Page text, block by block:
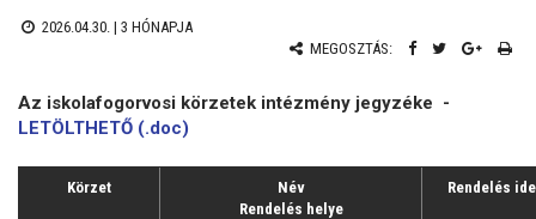
2026.04.30. | 3 HÓNAPJA
MEGOSZTÁS:
Az iskolafogorvosi körzetek intézmény jegyzéke -
LETÖLTHETŐ (.doc)
Körzet
Név
Rendelés helye
Rendelés